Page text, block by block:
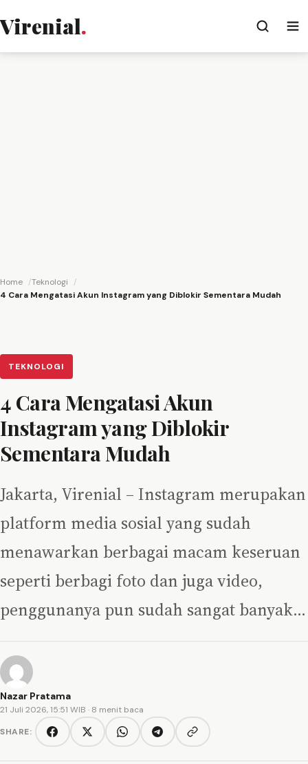
Virenial.
Home
Teknologi
4 Cara Mengatasi Akun Instagram yang Diblokir Sementara Mudah
TEKNOLOGI
4 Cara Mengatasi Akun
Instagram yang Diblokir
Sementara Mudah
Jakarta, Virenial – Instagram merupakan
platform media sosial yang sudah
menawarkan berbagai macam keseruan
seperti berbagi foto dan juga video,
penggunanya pun sudah sangat banyak…
Nazar Pratama
21 Juli 2026, 15:51 WIB · 8 menit baca
SHARE:
FacebookTwitter/XWhatsAppTelegramCopy link